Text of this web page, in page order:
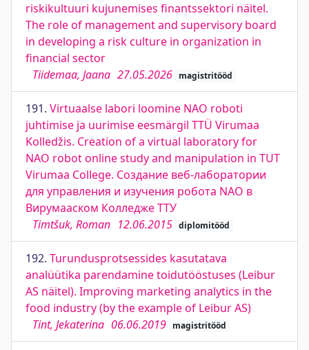
riskikultuuri kujunemises finantssektori näitel.
The role of management and supervisory board
in developing a risk culture in organization in
financial sector
Tiidemaa, Jaana 27.05.2026 magistritööd
191. Virtuaalse labori loomine NAO roboti
juhtimise ja uurimise eesmärgil TTÜ Virumaa
Kolledžis. Creation of a virtual laboratory for
NAO robot online study and manipulation in TUT
Virumaa College. Создание веб-лаборатории
для управления и изучения робота NAO в
Вирумааском Колледже ТТУ
Timtšuk, Roman 12.06.2015 diplomitööd
192. Turundusprotsessides kasutatava
analüütika parendamine toidutööstuses (Leibur
AS näitel). Improving marketing analytics in the
food industry (by the example of Leibur AS)
Tint, Jekaterina 06.06.2019 magistritööd